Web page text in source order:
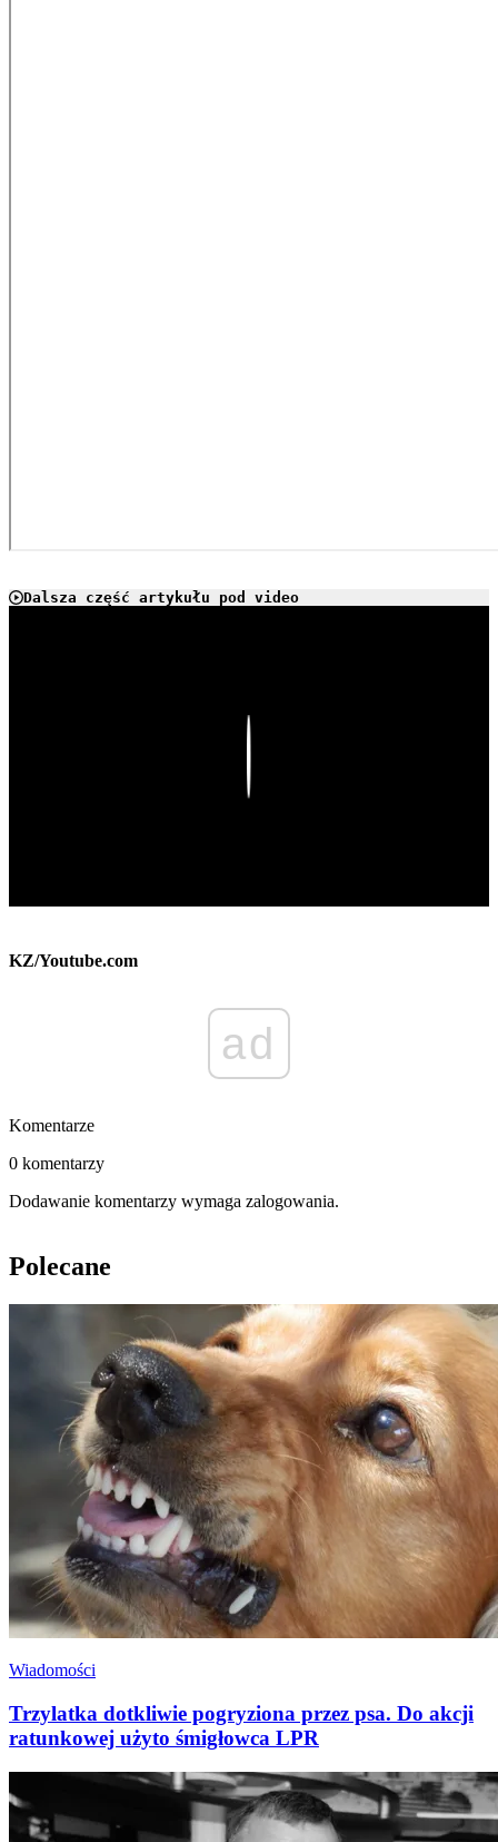
Dalsza część artykułu pod video
KZ/Youtube.com
ad
Komentarze
0 komentarzy
Dodawanie komentarzy wymaga zalogowania.
Polecane
Wiadomości
Trzylatka dotkliwie pogryziona przez psa. Do akcji
ratunkowej użyto śmigłowca LPR